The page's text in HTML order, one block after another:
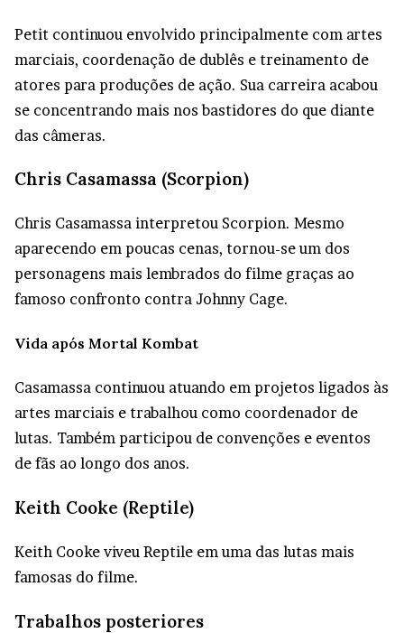
Petit continuou envolvido principalmente com artes
marciais, coordenação de dublês e treinamento de
atores para produções de ação. Sua carreira acabou
se concentrando mais nos bastidores do que diante
das câmeras.
Chris Casamassa (Scorpion)
Chris Casamassa interpretou Scorpion. Mesmo
aparecendo em poucas cenas, tornou-se um dos
personagens mais lembrados do filme graças ao
famoso confronto contra Johnny Cage.
Vida após Mortal Kombat
Casamassa continuou atuando em projetos ligados às
artes marciais e trabalhou como coordenador de
lutas. Também participou de convenções e eventos
de fãs ao longo dos anos.
Keith Cooke (Reptile)
Keith Cooke viveu Reptile em uma das lutas mais
famosas do filme.
Trabalhos posteriores